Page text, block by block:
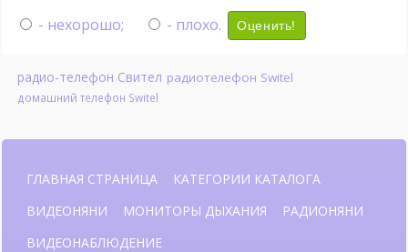
- нехорошо;
- плохо. Оценить!
радио-телефон Свител радиотелефон Switel
домашний телефон Switel
ГЛАВНАЯ СТРАНИЦА
КАТЕГОРИИ КАТАЛОГА
ВИДЕОНЯНИ
МОНИТОРЫ ДЫХАНИЯ
РАДИОНЯНИ
ВИДЕОНАБЛЮДЕНИЕ